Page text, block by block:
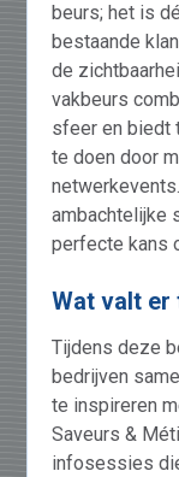
beurs; het is
bestaande
de
vakbeurs
sfeer en biedt
te doen door
ambachtelijke
perfecte kans
Wat valt er
Tijdens deze
bedrijven
te inspireren
Saveurs &
infosessies